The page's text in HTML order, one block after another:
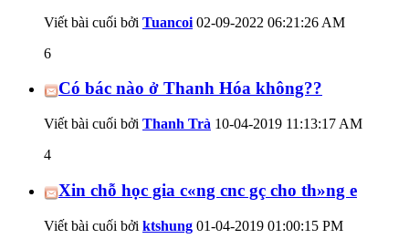
Viết bài cuối bởi Tuancoi 02-09-2022 06:21:26 AM
6
Có bác nào ở Thanh Hóa không??
Viết bài cuối bởi Thanh Trà 10-04-2019 11:13:17 AM
4
Xin chỗ học gia c«ng cnc gç cho th»ng e
Viết bài cuối bởi ktshung 01-04-2019 01:00:15 PM